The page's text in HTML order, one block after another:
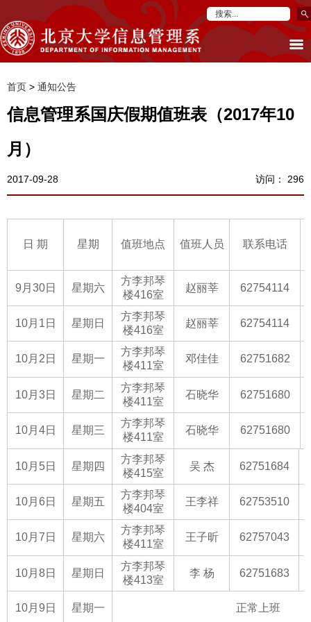
首页 > 通知公告
信息管理系国庆假期值班表（2017年10
月）
2017-09-28 访问： 296
日 期 星期 值班地点 值班人员 联系电话
9月30日 星期六
方李邦琴
楼416室
赵丽莘 62754114
10月1日 星期日
方李邦琴
楼416室
赵丽莘 62754114
10月2日 星期一
方李邦琴
楼411室
邓佳佳 62751682
10月3日 星期二
方李邦琴
楼411室
石晓华 62751680
10月4日 星期三
方李邦琴
楼411室
石晓华 62751680
10月5日 星期四
方李邦琴
楼415室
吴 杰 62751684
10月6日 星期五
方李邦琴
楼404室
王李祥 62753510
10月7日 星期六
方李邦琴
楼411室
王子昕 62757043
10月8日 星期日
方李邦琴
楼413室
李 杨 62751683
10月9日 星期一 正常上班